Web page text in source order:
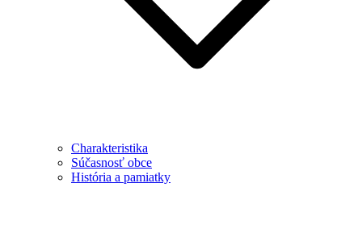
Charakteristika
Súčasnosť obce
História a pamiatky